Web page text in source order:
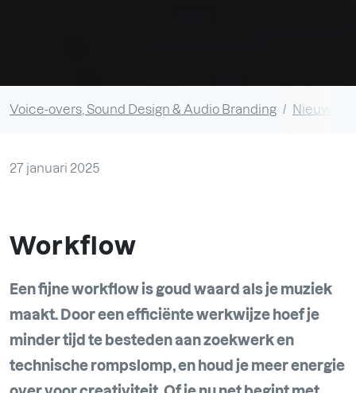
Voice-overs, Sound Design & Audio Branding Nieuws
27 januari 2025
Workflow
Een fijne workflow is goud waard als je muziek
maakt. Door een efficiënte werkwijze hoef je
minder tijd te besteden aan zoekwerk en
technische rompslomp, en houd je meer energie